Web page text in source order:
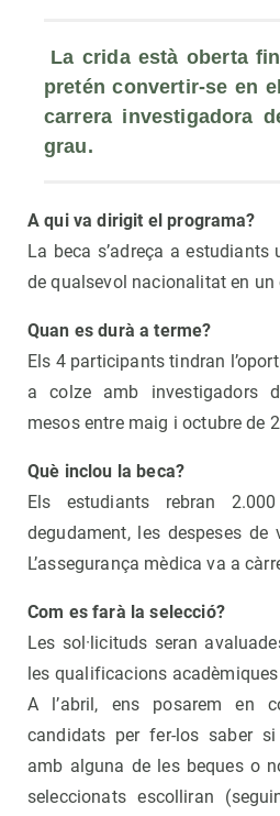
La crida està oberta
pretén convertir-se en
carrera investigadora
grau.
A qui va dirigit el programa?
La beca s’adreça a
de qualsevol nacionalitat en un
Quan es durà a terme?
Els 4 participants tindran
a colze amb investigadors
mesos entre maig i octubre de
Què inclou la beca?
Els estudiants rebran
degudament, les despeses
L’assegurança mèdica va a
Com es farà la selecció?
Les sol·licituds seran
les qualificacions
A l’abril, ens posarem en
candidats per fer-los saber
amb alguna de les beques o
seleccionats escolliran